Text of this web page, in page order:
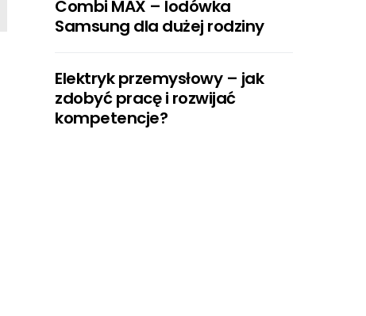
Combi MAX – lodówka
Samsung dla dużej rodziny
Elektryk przemysłowy – jak
zdobyć pracę i rozwijać
kompetencje?